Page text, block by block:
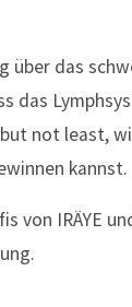
über das
das
not least,
kannst.
von IRÄYE